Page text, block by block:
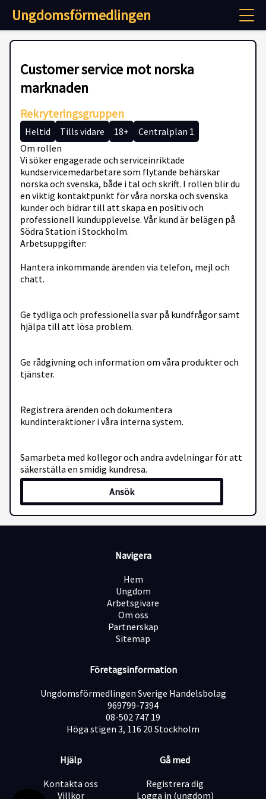
Ungdomsförmedlingen
Customer service mot norska
marknaden
Rekryteringsgruppen
Heltid Tills vidare 18+
Centralplan 1
Om rollen
Vi söker engagerade och serviceinriktade
kundservicemedarbetare som flytande behärskar
norska och svenska, både i tal och skrift. I rollen blir du
en viktig kontaktpunkt för våra norska och svenska
kunder och bidrar till att skapa en positiv och
professionell kundupplevelse. Vår kund är belägen på
Södra Station i Stockholm.
Arbetsuppgifter:
Hantera inkommande ärenden via telefon, mejl och
chatt.
Ge tydliga och professionella svar på kundfrågor samt
hjälpa till att lösa problem.
Ge rådgivning och information om våra produkter och
tjänster.
Registrera ärenden och dokumentera
kundinteraktioner i våra interna system.
Samarbeta med kollegor och andra avdelningar för att
säkerställa en smidig kundresa.
Bidra till förbättringar av arbetssätt och processer.
Mycket goda kunskaper i norska, engelska och svenska,
Erfarenhet av kundservice, callcenter eller
supportarbete är meriterande.
Van vid att arbeta i olika system och snabb på att lära
Lösningsorienterad, stresstålig och bra på att
prioritera.
Ansök
Navigera
Hem
Ungdom
Arbetsgivare
Om oss
Partnerskap
Sitemap
Företagsinformation
Ungdomsförmedlingen Sverige Handelsbolag
969799-7394
08-502 747 19
Höga stigen 3, 116 20 Stockholm
Hjälp
Kontakta oss
Villkor
Gå med
Registrera dig
Logga in (ungdom)